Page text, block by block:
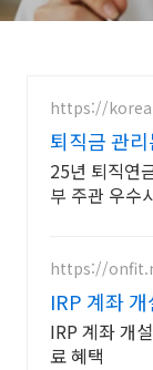
https://
퇴직금 관
동 투자하
25년 퇴직연
부 주관 우수
https://
IRP 계좌
IRP 계좌 개
료 혜택